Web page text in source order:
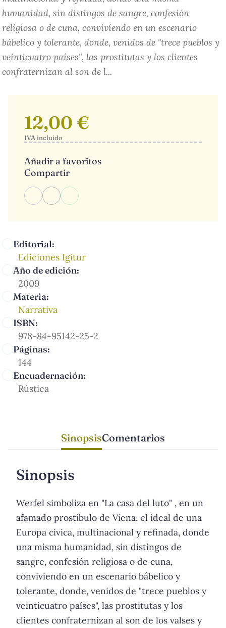
humanidad, sin distingos de sangre, confesión
religiosa o de cuna, convivíendo en un escenario
bábelico y tolerante, donde, venidos de "trece pueblos y
veinticuatro países", las prostitutas y los clientes
confraternizan al son de l...
Editorial:
Ediciones Igitur
Año de edición:
2009
Materia:
Narrativa
ISBN:
978-84-95142-25-2
Páginas:
144
Encuadernación:
Rústica
12,00 €
IVA incluido
Añadir a favoritos
Compartir
SinopsisComentarios
Sinopsis
Werfel simboliza en "La casa del luto" , en un
afamado prostíbulo de Viena, el ideal de una
Europa cívica, multinacional y refinada, donde
una misma humanidad, sin distingos de
sangre, confesión religiosa o de cuna,
convivíendo en un escenario bábelico y
tolerante, donde, venidos de "trece pueblos y
veinticuatro países", las prostitutas y los
clientes confraternizan al son de los valses y